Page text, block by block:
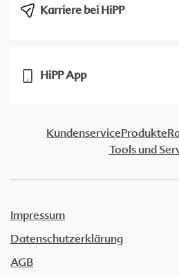
Karriere bei HiPP
HiPP App
KundenserviceProdukte
Tools und
Impressum
Datenschutzerklärung
AGB